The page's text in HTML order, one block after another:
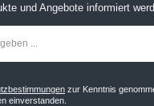
und Angebote informiert
zur Kenntnis
einverstanden.